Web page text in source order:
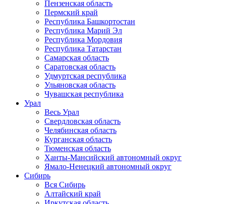
Пензенская область
Пермский край
Республика Башкортостан
Республика Марий Эл
Республика Мордовия
Республика Татарстан
Самарская область
Саратовская область
Удмуртская республика
Ульяновская область
Чувашская республика
Урал
Весь Урал
Свердловская область
Челябинская область
Курганская область
Тюменская область
Ханты-Мансийский автономный округ
Ямало-Ненецкий автономный округ
Сибирь
Вся Сибирь
Алтайский край